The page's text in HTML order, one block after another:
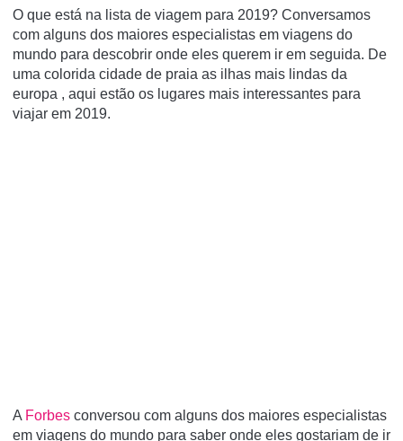
O que está na lista de viagem para 2019? Conversamos
com alguns dos maiores especialistas em viagens do
mundo para descobrir onde eles querem ir em seguida. De
uma colorida cidade de praia as ilhas mais lindas da
europa , aqui estão os lugares mais interessantes para
viajar em 2019.
A Forbes conversou com alguns dos maiores especialistas
em viagens do mundo para saber onde eles gostariam de ir